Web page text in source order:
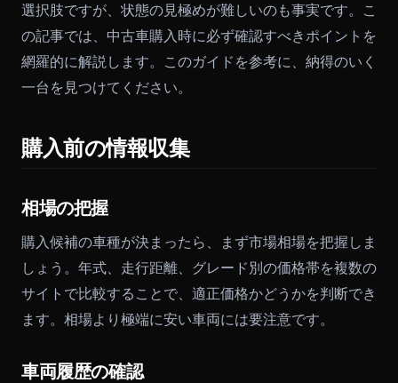
選択肢ですが、状態の見極めが難しいのも事実です。こ
の記事では、中古車購入時に必ず確認すべきポイントを
網羅的に解説します。このガイドを参考に、納得のいく
一台を見つけてください。
購入前の情報収集
相場の把握
購入候補の車種が決まったら、まず市場相場を把握しま
しょう。年式、走行距離、グレード別の価格帯を複数の
サイトで比較することで、適正価格かどうかを判断でき
ます。相場より極端に安い車両には要注意です。
車両履歴の確認